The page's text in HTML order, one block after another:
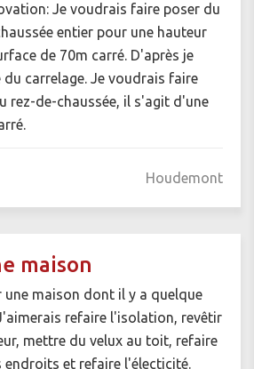
Je voudrais faire poser du
entier pour une hauteur
de 70m carré. D'après je
carrelage. Je voudrais faire
rez-de-chaussée, il s'agit d'une
Houdemont
maison
une maison dont il y a quelque
refaire l'isolation, revêtir
mettre du velux au toit, refaire
endroits et refaire l'électicité.